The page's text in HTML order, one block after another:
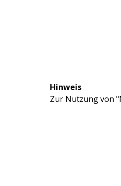
Hinweis
Zur Nutzung von